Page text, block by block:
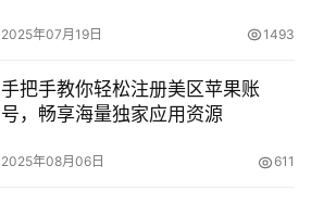
2025年07月19日 1493
手把手教你轻松注册美区苹果账
号，畅享海量独家应用资源
2025年08月06日 611